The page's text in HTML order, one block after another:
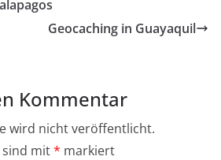
Geocaching in Guayaquil
Kommentar
wird nicht veröffentlicht.
sind mit* markiert